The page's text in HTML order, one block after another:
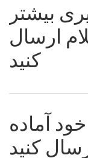
بیشتر
ارسال
کنید
آماده
کنید